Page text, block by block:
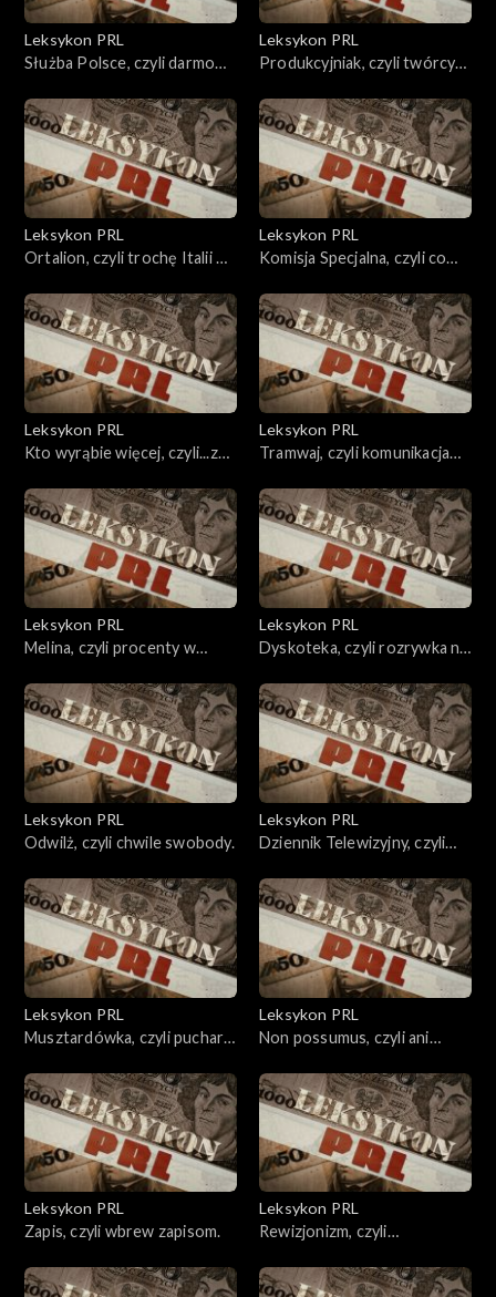
Leksykon PRL
Służba Polsce, czyli darmowa
Leksykon PRL
Produkcyjniak, czyli twórcy
Leksykon PRL
Ortalion, czyli trochę Italii w
Leksykon PRL
Komisja Specjalna, czyli co
Leksykon PRL
Kto wyrąbie więcej, czyli...z
Leksykon PRL
Tramwaj, czyli komunikacja
Leksykon PRL
Melina, czyli procenty w
Leksykon PRL
Dyskoteka, czyli rozrywka na
Leksykon PRL
Odwilż, czyli chwile swobody.
Leksykon PRL
Dziennik Telewizyjny, czyli
Leksykon PRL
Musztardówka, czyli puchar
Leksykon PRL
Non possumus, czyli ani
Leksykon PRL
Zapis, czyli wbrew zapisom.
Leksykon PRL
Rewizjonizm, czyli
nienaprawialnego.